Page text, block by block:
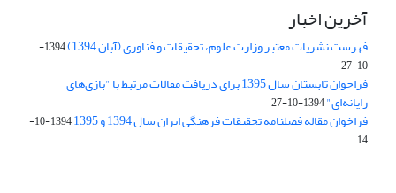
آخرین اخبار
فهرست نشریات معتبر وزارت علوم، تحقیقات و فناوری (آبان 1394)
1394-
10-27
فراخوان تابستان سال 1395 برای دریافت مقالات مرتبط با "بازی‌های
رایانه‌ای"1394-10-27
فراخوان مقاله فصلنامه تحقیقات فرهنگی ایران سال 1394 و 1395
1394-10-
14